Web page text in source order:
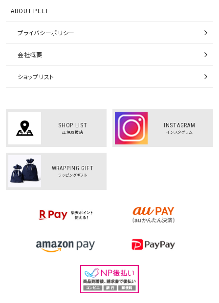
ABOUT PEET
プライバシーポリシー
会社概要
ショップリスト
SHOP LIST
正規取扱店
INSTAGRAM
インスタグラム
WRAPPING GIFT
ラッピングギフト